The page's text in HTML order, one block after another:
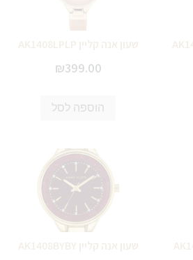
שעון אנה קליין AK1408LPLP
₪399.00
הוספה לסל
שעון אנה קליין AK1408BYBY